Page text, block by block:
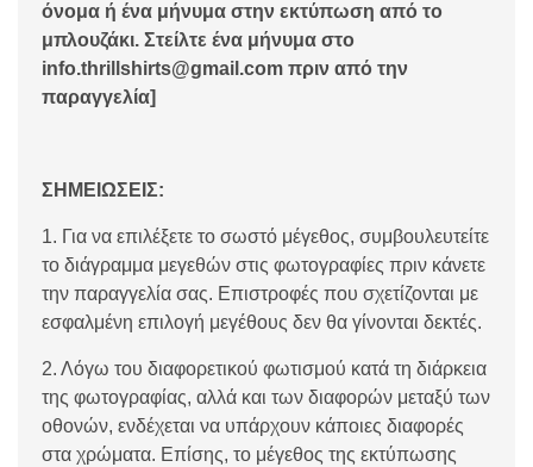
όνομα ή ένα μήνυμα στην εκτύπωση από το
μπλουζάκι. Στείλτε ένα μήνυμα στο
info.thrillshirts@gmail.com πριν από την
παραγγελία]
ΣΗΜΕΙΩΣΕΙΣ:
1. Για να επιλέξετε το σωστό μέγεθος, συμβουλευτείτε
το διάγραμμα μεγεθών στις φωτογραφίες πριν κάνετε
την παραγγελία σας. Επιστροφές που σχετίζονται με
εσφαλμένη επιλογή μεγέθους δεν θα γίνονται δεκτές.
2. Λόγω του διαφορετικού φωτισμού κατά τη διάρκεια
της φωτογραφίας, αλλά και των διαφορών μεταξύ των
οθονών, ενδέχεται να υπάρχουν κάποιες διαφορές
στα χρώματα. Επίσης, το μέγεθος της εκτύπωσης